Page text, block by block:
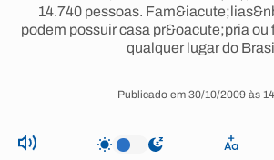
14.740 pessoas.
podem possuir casa pr&oacute;pria
qualquer lugar do
Publicado em 30/10/2009 às